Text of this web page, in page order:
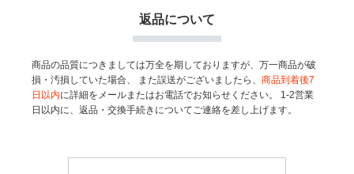
返品について
商品の品質につきましては万全を期しておりますが、万一商品が破
損・汚損していた場合、
また誤送がございましたら、商品到着後7
日以内に詳細をメールまたはお電話でお知らせください。
1-2営業
日以内に、返品・交換手続きについてご連絡を差し上げます。